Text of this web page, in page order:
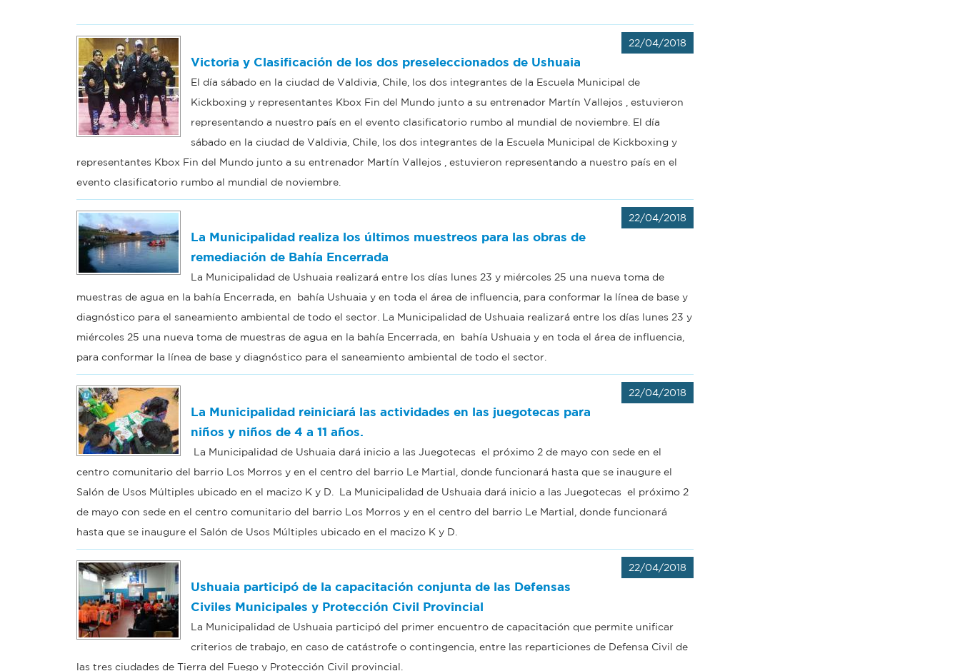
22/04/2018
Victoria y Clasificación de los dos preseleccionados de Ushuaia
El día sábado en la ciudad de Valdivia, Chile, los dos integrantes de la Escuela Municipal de
Kickboxing y representantes Kbox Fin del Mundo junto a su entrenador Martín Vallejos , estuvieron
representando a nuestro país en el evento clasificatorio rumbo al mundial de noviembre. El día
sábado en la ciudad de Valdivia, Chile, los dos integrantes de la Escuela Municipal de Kickboxing y
representantes Kbox Fin del Mundo junto a su entrenador Martín Vallejos , estuvieron representando a nuestro país en el
evento clasificatorio rumbo al mundial de noviembre.
22/04/2018
La Municipalidad realiza los últimos muestreos para las obras de
remediación de Bahía Encerrada
La Municipalidad de Ushuaia realizará entre los días lunes 23 y miércoles 25 una nueva toma de
muestras de agua en la bahía Encerrada, en bahía Ushuaia y en toda el área de influencia, para conformar la línea de base y
diagnóstico para el saneamiento ambiental de todo el sector. La Municipalidad de Ushuaia realizará entre los días lunes 23 y
miércoles 25 una nueva toma de muestras de agua en la bahía Encerrada, en bahía Ushuaia y en toda el área de influencia,
para conformar la línea de base y diagnóstico para el saneamiento ambiental de todo el sector.
22/04/2018
La Municipalidad reiniciará las actividades en las juegotecas para
niños y niños de 4 a 11 años.
La Municipalidad de Ushuaia dará inicio a las Juegotecas el próximo 2 de mayo con sede en el
centro comunitario del barrio Los Morros y en el centro del barrio Le Martial, donde funcionará hasta que se inaugure el
Salón de Usos Múltiples ubicado en el macizo K y D. La Municipalidad de Ushuaia dará inicio a las Juegotecas el próximo 2
de mayo con sede en el centro comunitario del barrio Los Morros y en el centro del barrio Le Martial, donde funcionará
hasta que se inaugure el Salón de Usos Múltiples ubicado en el macizo K y D.
22/04/2018
Ushuaia participó de la capacitación conjunta de las Defensas
Civiles Municipales y Protección Civil Provincial
La Municipalidad de Ushuaia participó del primer encuentro de capacitación que permite unificar
criterios de trabajo, en caso de catástrofe o contingencia, entre las reparticiones de Defensa Civil de
las tres ciudades de Tierra del Fuego y Protección Civil provincial.